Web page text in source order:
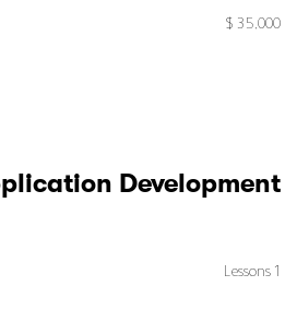
35,000 $
Development
1 Lessons